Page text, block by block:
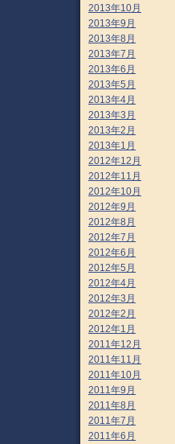
2013年10月
2013年9月
2013年8月
2013年7月
2013年6月
2013年5月
2013年4月
2013年3月
2013年2月
2013年1月
2012年12月
2012年11月
2012年10月
2012年9月
2012年8月
2012年7月
2012年6月
2012年5月
2012年4月
2012年3月
2012年2月
2012年1月
2011年12月
2011年11月
2011年10月
2011年9月
2011年8月
2011年7月
2011年6月